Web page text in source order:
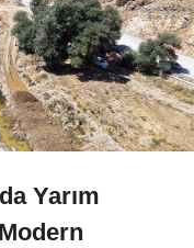
Yarım